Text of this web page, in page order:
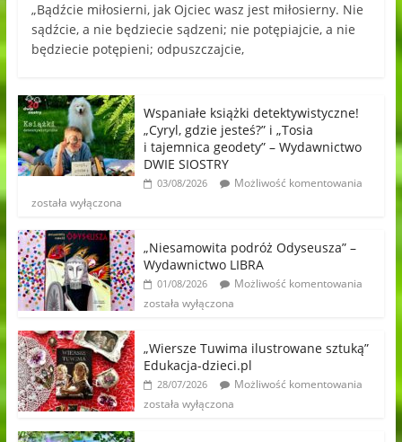
„Bądźcie miłosierni, jak Ojciec wasz jest miłosierny. Nie
sądźcie, a nie będziecie sądzeni; nie potępiajcie, a nie
będziecie potępieni; odpuszczajcie,
Wspaniałe książki detektywistyczne!
„Cyryl, gdzie jesteś?” i „Tosia
i tajemnica geodety” – Wydawnictwo
DWIE SIOSTRY
03/08/2026
Możliwość komentowania
została wyłączona
„Niesamowita podróż Odyseusza” –
Wydawnictwo LIBRA
01/08/2026
Możliwość komentowania
została wyłączona
„Wiersze Tuwima ilustrowane sztuką”
Edukacja-dzieci.pl
28/07/2026
Możliwość komentowania
została wyłączona